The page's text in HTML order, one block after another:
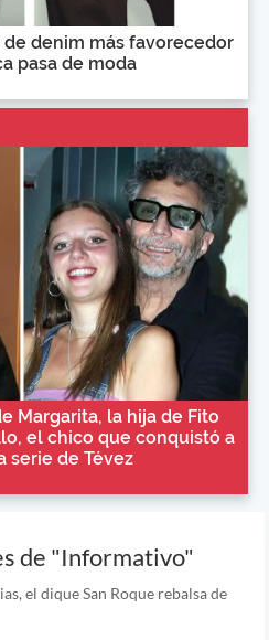
denim más favorecedor
pasa de moda
Margarita, la hija de Fito
el chico que conquistó a
serie de Tévez
de "Informativo"
el dique San Roque rebalsa de